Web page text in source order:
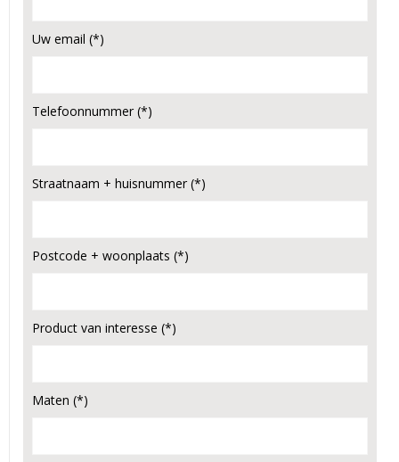
Uw email (*)
Telefoonnummer (*)
Straatnaam + huisnummer (*)
Postcode + woonplaats (*)
Product van interesse (*)
Maten (*)